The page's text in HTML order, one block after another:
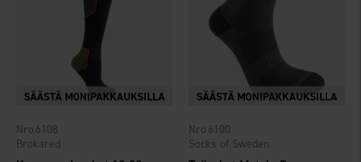
Brokared
6108
Socks of Sweden
6100